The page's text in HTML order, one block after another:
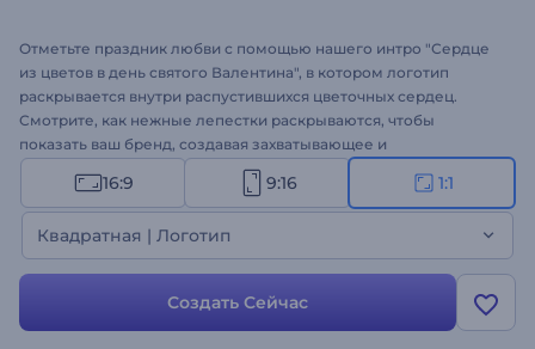
Отметьте праздник любви с помощью нашего интро "Сердце
из цветов в день святого Валентина", в котором логотип
раскрывается внутри распустившихся цветочных сердец.
Смотрите, как нежные лепестки раскрываются, чтобы
показать ваш бренд, создавая захватывающее и
проникновенное вступление. Идеально подходит для
компаний и создателей, желающих выразить любовь и
привязанность в сезон Святого Валентина. Персонализируйте
его своим логотипом, напечатайте текст и выберите
очаровательную фоновую музыку, чтобы дополнить
несите любовь с каждым цветком!
16:9 9:16 1:1
Квадратная | Логотип
Создать Сейчас